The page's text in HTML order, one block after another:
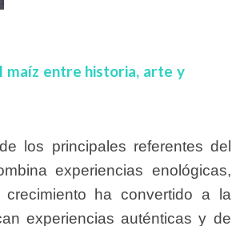
maíz entre historia, arte y
los principales referentes del
experiencias enológicas,
crecimiento ha convertido a la
experiencias auténticas y de